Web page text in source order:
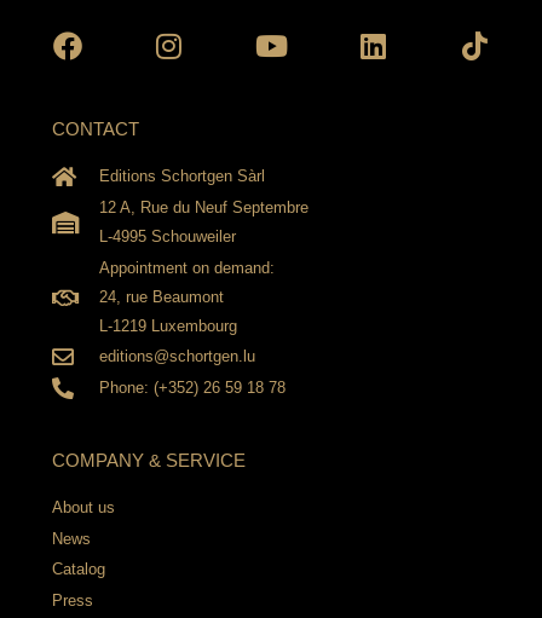
CONTACT
Editions Schortgen Sàrl
12 A, Rue du Neuf Septembre
L-4995 Schouweiler
Appointment on demand:
24, rue Beaumont
L-1219 Luxembourg
editions@schortgen.lu
Phone: (+352) 26 59 18 78
COMPANY & SERVICE
About us
News
Catalog
Press